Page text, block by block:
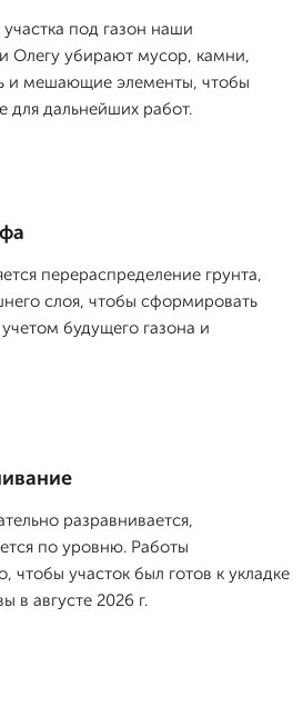
под газон наши
Олегу убирают мусор, камни,
и мешающие элементы, чтобы
для дальнейших работ.
перераспределение грунта,
слоя, чтобы сформировать
будущего газона и
разравнивается,
по уровню. Работы
чтобы участок был готов к укладке
в августе 2026 г.